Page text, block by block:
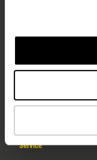
Unternehmen
Karriere
Service